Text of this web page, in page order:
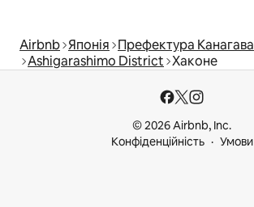
Airbnb Японія Префектура Канагава
Ashigarashimo District Хаконе
© 2026 Airbnb, Inc.
Конфіденційність
Умови